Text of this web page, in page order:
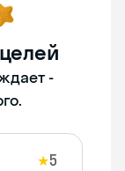
-
★5